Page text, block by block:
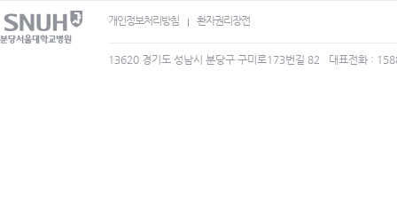
개인정보처리방침 환자권리장전
13620 경기도 성남시 분당구 구미로173번길 82 대표전화 :